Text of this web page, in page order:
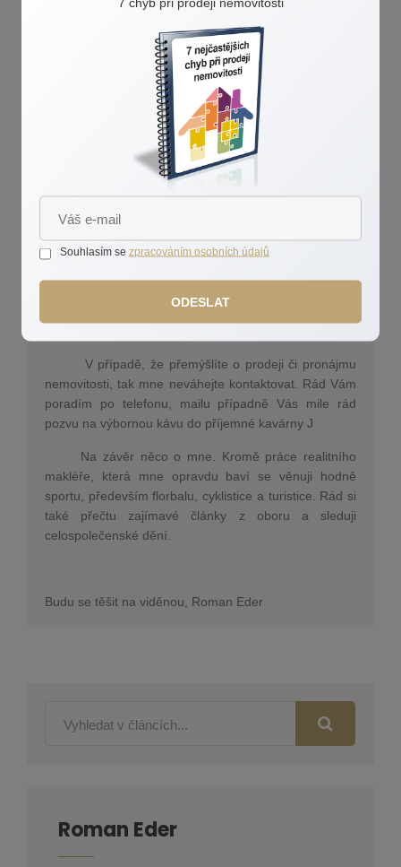
Home Staging (zatraktivnění nemovitosti pro focení i
prohlídky), pracuji na sociálních sítích a mnoho
dalšího. A to vše s jediným cílem. Prodat Vaši
nemovitost za co nejvyšší cenu k Vaší plné
Proč vznikly tyto stránky?
Abych zde prezentoval, že když dva dělají
totéž, nikdy to není totéž. Je známo, že rozdíl mezi
realitními makléři je řekněme nemalý. Prosím, přečtěte
si mé typy a články. Určitě si pak pro prodej Vaší
nemovitosti zvolíte tu správnou cestu.
krok, který není radno podcenit. Možnost finanční
V případě, že přemýšlíte o prodeji či pronájmu
nemovitosti, tak mne neváhejte kontaktovat. Rád Vám
poradím po telefonu, mailu případně Vás mile rád
pozvu na výbornou kávu do příjemné kavárny J
Na závěr něco o mne. Kromě práce realitního
makléře, která mne opravdu baví se věnuji hodně
sportu, především florbalu, cyklistice a turistice. Rád si
také přečtu zajímavé články z oboru a sleduji
celospolečenské dění.
Budu se těšit na viděnou, Roman Eder
Roman Eder
Souhlasím se zpracováním osobních údajů
ODESLAT